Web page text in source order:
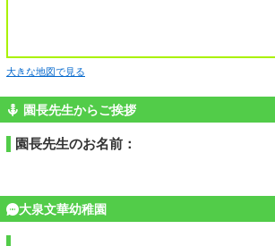
大きな地図で見る
園長先生からご挨拶
園長先生のお名前：
大泉文華幼稚園